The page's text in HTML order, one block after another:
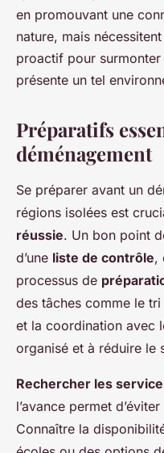
en promouvant une
nature, mais
proactif pour
présente un tel
Préparatifs
déménagement
Se préparer avant un
régions isolées est
réussie. Un bon point
d’une liste de contrôle,
processus de
des tâches comme le
et la coordination avec
organisé et à réduire le
Rechercher les
l’avance permet
Connaître la